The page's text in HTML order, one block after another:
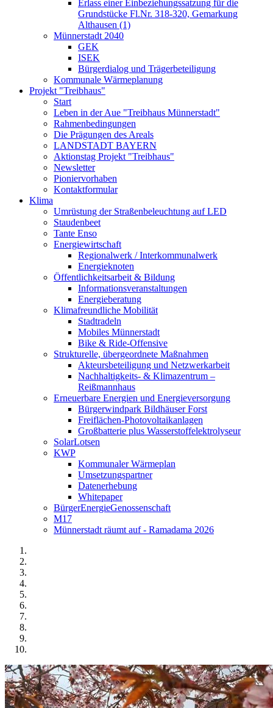
Erlass einer Einbeziehungssatzung für die
Grundstücke Fl.Nr. 318-320, Gemarkung
Althausen (1)
Münnerstadt 2040
GEK
ISEK
Bürgerdialog und Trägerbeteiligung
Kommunale Wärmeplanung
Projekt "Treibhaus"
Start
Leben in der Aue "Treibhaus Münnerstadt"
Rahmenbedingungen
Die Prägungen des Areals
LANDSTADT BAYERN
Aktionstag Projekt "Treibhaus"
Newsletter
Pioniervorhaben
Kontaktformular
Klima
Umrüstung der Straßenbeleuchtung auf LED
Staudenbeet
Tante Enso
Energiewirtschaft
Regionalwerk / Interkommunalwerk
Energieknoten
Öffentlichkeitsarbeit & Bildung
Informationsveranstaltungen
Energieberatung
Klimafreundliche Mobilität
Stadtradeln
Mobiles Münnerstadt
Bike & Ride-Offensive
Strukturelle, übergeordnete Maßnahmen
Akteursbeteiligung und Netzwerkarbeit
Nachhaltigkeits- & Klimazentrum –
Reißmannhaus
Erneuerbare Energien und Energieversorgung
Bürgerwindpark Bildhäuser Forst
Freiflächen-Photovoltaikanlagen
Großbatterie plus Wasserstoffelektrolyseur
SolarLotsen
KWP
Kommunaler Wärmeplan
Umsetzungspartner
Datenerhebung
Whitepaper
BürgerEnergieGenossenschaft
M17
Münnerstadt räumt auf - Ramadama 2026